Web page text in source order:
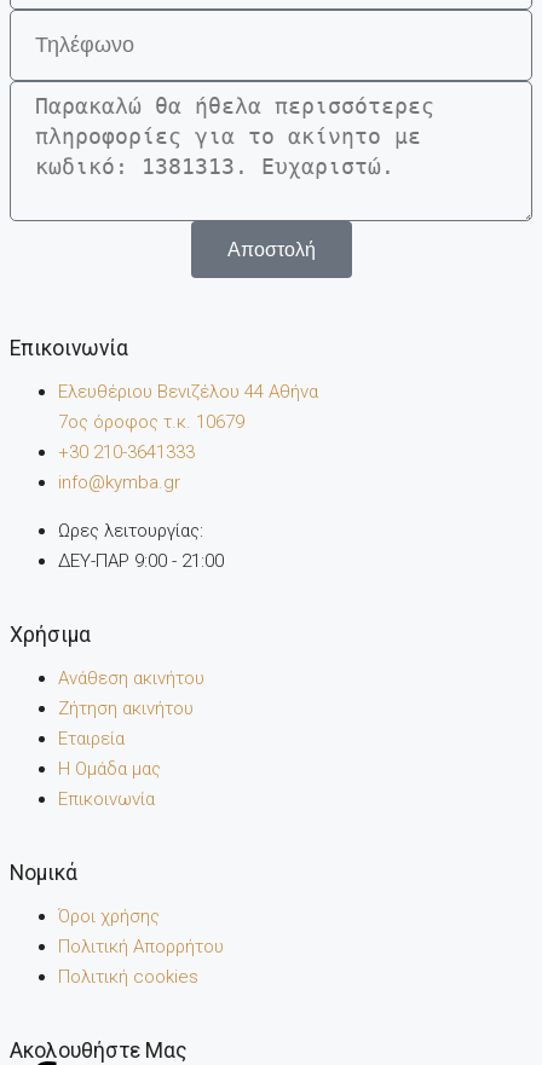
Αποστολή
Επικοινωνία
Ελευθέριου Βενιζέλου 44 Αθήνα
7oς όροφος τ.κ. 10679
+30 210-3641333
info@kymba.gr
Ωρες λειτουργίας:
ΔΕΥ-ΠΑΡ 9:00 - 21:00
Χρήσιμα
Ανάθεση ακινήτου
Ζήτηση ακινήτου
Εταιρεία
Η Ομάδα μας
Επικοινωνία
Noμικά
Όροι χρήσης
Πολιτική Απορρήτου
Πολιτική cookies
Ακολουθήστε Μας